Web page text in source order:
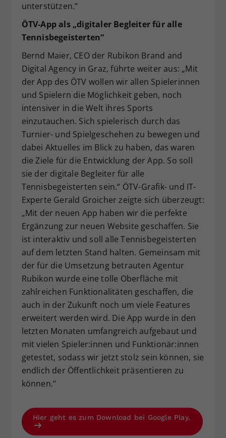
unterstützen.“
ÖTV-App als „digitaler Begleiter für alle
Tennisbegeisterten“
Bernd Maier, CEO der Rubikon Brand and
Digital Agency in Graz, führte weiter aus: „Mit
der App des ÖTV wollen wir allen Spielerinnen
und Spielern die Möglichkeit geben, noch
intensiver in die Welt ihres Sports
einzutauchen. Sich spielerisch durch das
Turnier- und Spielgeschehen zu bewegen und
dabei Aktuelles im Blick zu haben, das waren
die Ziele für die Entwicklung der App. So soll
sie der digitale Begleiter für alle
Tennisbegeisterten sein.“ ÖTV-Grafik- und IT-
Experte Gerald Groicher zeigte sich überzeugt:
„Mit der neuen App haben wir die perfekte
Ergänzung zur neuen Website geschaffen. Sie
ist interaktiv und soll alle Tennisbegeisterten
auf dem letzten Stand halten. Gemeinsam mit
der für die Umsetzung betrauten Agentur
Rubikon wurde eine tolle Oberfläche mit
zahlreichen Funktionalitäten geschaffen, die
auch in der Zukunft noch um viele Features
erweitert werden wird. Die App wurde in den
letzten Monaten umfangreich aufgebaut und
mit vielen Spieler:innen und Funktionär:innen
getestet, sodass wir jetzt stolz sein können, sie
endlich der Öffentlichkeit präsentieren zu
können.“
Hier geht es zum Download bei Google Play.